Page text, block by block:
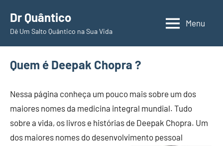
para
conteúdo
Dr Quântico
Dê Um Salto Quântico na Sua Vida
Menu
Quem é Deepak Chopra ?
Nessa página conheça um pouco mais sobre um dos
maiores nomes da medicina integral mundial. Tudo
sobre a vida, os livros e histórias de Deepak Chopra. Um
dos maiores nomes do desenvolvimento pessoal